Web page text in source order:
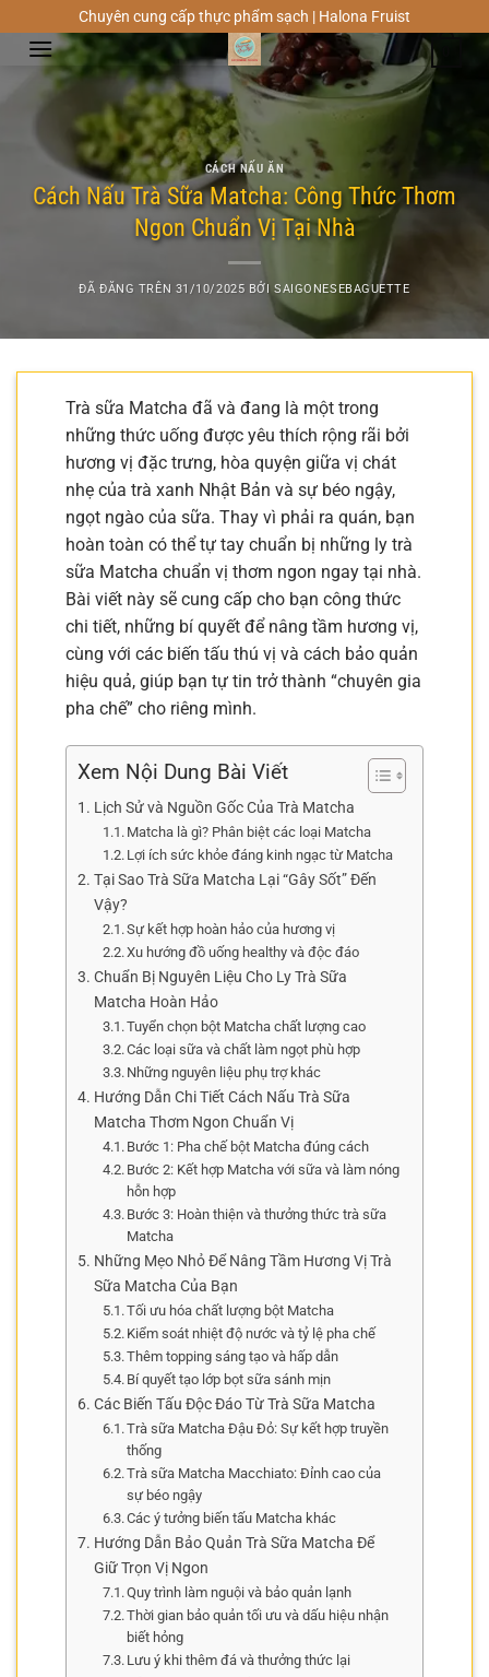
đến
Chuyên cung cấp thực phẩm sạch | Halona Fruist
CÁCH NẤU ĂN
Cách Nấu Trà Sữa Matcha: Công Thức Thơm
Ngon Chuẩn Vị Tại Nhà
ĐÃ ĐĂNG TRÊN 31/10/2025 BỞISAIGONESEBAGUETTE
Trà sữa Matcha đã và đang là một trong
những thức uống được yêu thích rộng rãi bởi
hương vị đặc trưng, hòa quyện giữa vị chát
nhẹ của trà xanh Nhật Bản và sự béo ngậy,
ngọt ngào của sữa. Thay vì phải ra quán, bạn
hoàn toàn có thể tự tay chuẩn bị những ly trà
sữa Matcha chuẩn vị thơm ngon ngay tại nhà.
Bài viết này sẽ cung cấp cho bạn công thức
chi tiết, những bí quyết để nâng tầm hương vị,
cùng với các biến tấu thú vị và cách bảo quản
hiệu quả, giúp bạn tự tin trở thành “chuyên gia
pha chế” cho riêng mình.
Xem Nội Dung Bài Viết
Lịch Sử và Nguồn Gốc Của Trà Matcha
Matcha là gì? Phân biệt các loại Matcha
Lợi ích sức khỏe đáng kinh ngạc từ Matcha
Tại Sao Trà Sữa Matcha Lại “Gây Sốt” Đến
Vậy?
Sự kết hợp hoàn hảo của hương vị
Xu hướng đồ uống healthy và độc đáo
Chuẩn Bị Nguyên Liệu Cho Ly Trà Sữa
Matcha Hoàn Hảo
Tuyển chọn bột Matcha chất lượng cao
Các loại sữa và chất làm ngọt phù hợp
Những nguyên liệu phụ trợ khác
Hướng Dẫn Chi Tiết Cách Nấu Trà Sữa
Matcha Thơm Ngon Chuẩn Vị
Bước 1: Pha chế bột Matcha đúng cách
Bước 2: Kết hợp Matcha với sữa và làm nóng
hỗn hợp
Bước 3: Hoàn thiện và thưởng thức trà sữa
Matcha
Những Mẹo Nhỏ Để Nâng Tầm Hương Vị Trà
Sữa Matcha Của Bạn
Tối ưu hóa chất lượng bột Matcha
Kiểm soát nhiệt độ nước và tỷ lệ pha chế
Thêm topping sáng tạo và hấp dẫn
Bí quyết tạo lớp bọt sữa sánh mịn
Các Biến Tấu Độc Đáo Từ Trà Sữa Matcha
Trà sữa Matcha Đậu Đỏ: Sự kết hợp truyền
thống
Trà sữa Matcha Macchiato: Đỉnh cao của
sự béo ngậy
Các ý tưởng biến tấu Matcha khác
Hướng Dẫn Bảo Quản Trà Sữa Matcha Để
Giữ Trọn Vị Ngon
Quy trình làm nguội và bảo quản lạnh
Thời gian bảo quản tối ưu và dấu hiệu nhận
biết hỏng
Lưu ý khi thêm đá và thưởng thức lại